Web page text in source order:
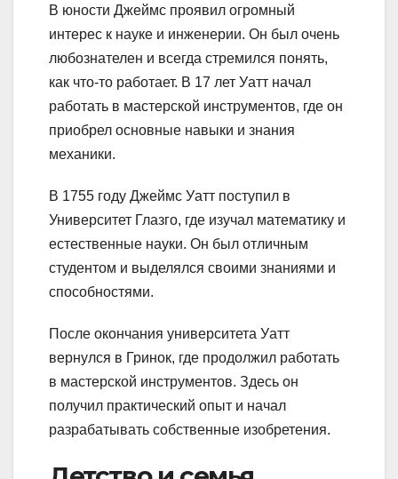
В юности Джеймс проявил огромный
интерес к науке и инженерии. Он был очень
любознателен и всегда стремился понять,
как что-то работает. В 17 лет Уатт начал
работать в мастерской инструментов, где он
приобрел основные навыки и знания
механики.
В 1755 году Джеймс Уатт поступил в
Университет Глазго, где изучал математику и
естественные науки. Он был отличным
студентом и выделялся своими знаниями и
способностями.
После окончания университета Уатт
вернулся в Гринок, где продолжил работать
в мастерской инструментов. Здесь он
получил практический опыт и начал
разрабатывать собственные изобретения.